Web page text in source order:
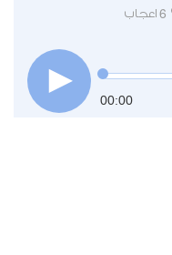
6 اعجاب
00:00